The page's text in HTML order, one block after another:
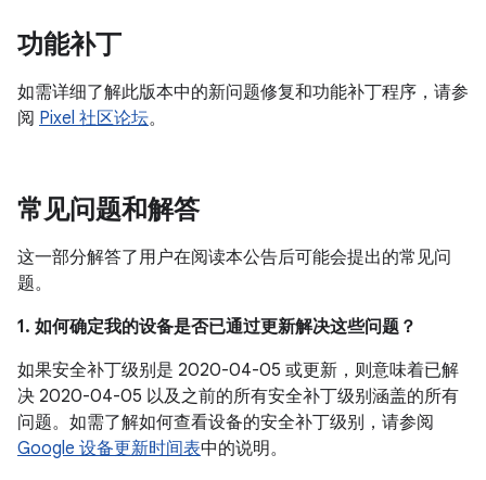
功能补丁
如需详细了解此版本中的新问题修复和功能补丁程序，请参
阅 Pixel 社区论坛。
常见问题和解答
这一部分解答了用户在阅读本公告后可能会提出的常见问
题。
1. 如何确定我的设备是否已通过更新解决这些问题？
如果安全补丁级别是 2020-04-05 或更新，则意味着已解
决 2020-04-05 以及之前的所有安全补丁级别涵盖的所有
问题。如需了解如何查看设备的安全补丁级别，请参阅
Google 设备更新时间表中的说明。